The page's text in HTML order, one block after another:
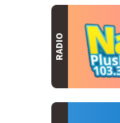
RADIO